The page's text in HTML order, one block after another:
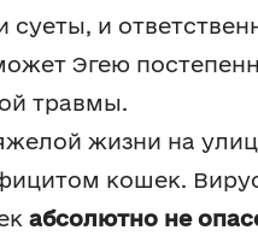
суеты, и
Эгею
травмы.
жизни на
кошек.
абсолютно не